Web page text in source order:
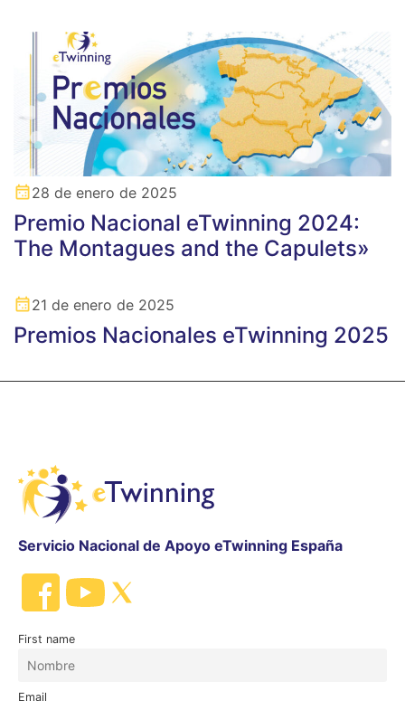
28 de enero de 2025
Premio Nacional eTwinning 2024:
The Montagues and the Capulets»
21 de enero de 2025
Premios Nacionales eTwinning 2025
Servicio Nacional de Apoyo eTwinning España
First name
Email